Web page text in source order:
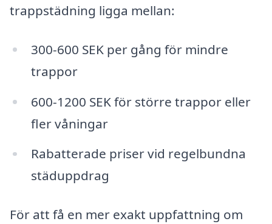
trappstädning ligga mellan:
300-600 SEK per gång för mindre
trappor
600-1200 SEK för större trappor eller
fler våningar
Rabatterade priser vid regelbundna
städuppdrag
För att få en mer exakt uppfattning om